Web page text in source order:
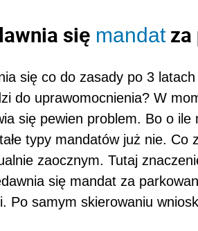
się mandatza
się co do zasady po 3
do uprawomocnienia? W
się pewien problem. Bo o ile
typy mandatów już nie. Co
zaocznym. Tutaj
się mandat za
Po samym skierowaniu